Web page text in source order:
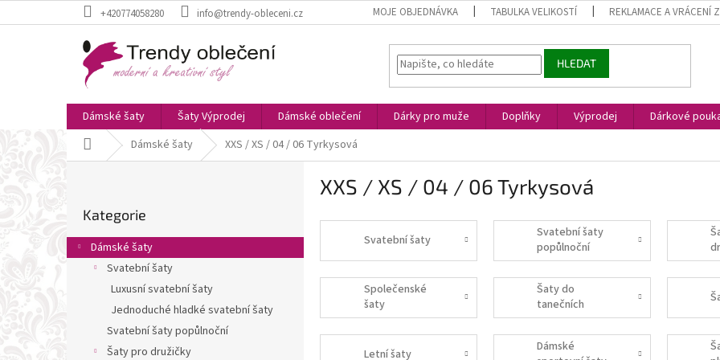
na
+420774058280 info@trendy-obleceni.cz MOJE OBJEDNÁVKA TABULKA VELIKOSTÍ REKLAMACE A VRÁCENÍ
HLEDAT
Dámské šaty Šaty Výprodej Dámské oblečení Dárky pro muže Doplňky Výprodej Dárkové
Domů Dámské šaty XXS / XS / 04 / 06 Tyrkysová
r
a
kategorie
Kategorie
Dámské šaty
Svatební šaty
Luxusní svatební šaty
Jednoduché hladké svatební šaty
Svatební šaty popůlnoční
Šaty pro družičky
XXS / XS / 04 / 06 Tyrkysová
Svatební šaty
Svatební šaty
popůlnoční
Společenské
šaty
Šaty do
tanečních
Letní šaty
Dámské